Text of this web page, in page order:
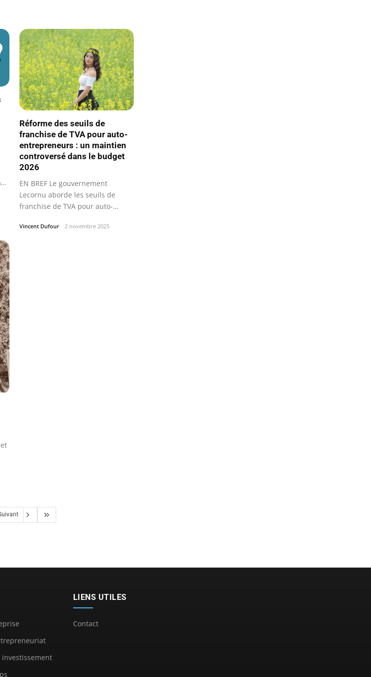
Réforme des seuils de
franchise de TVA pour auto-
entrepreneurs : un maintien
controversé dans le budget
2026
EN BREF Le gouvernement
Lecornu aborde les seuils de
franchise de TVA pour auto-
Vincent Dufour 2 novembre 2025
LIENS UTILES
Contact